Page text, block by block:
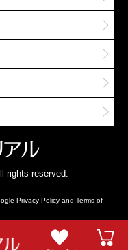
rights reserved.
Privacy Policyand Terms of